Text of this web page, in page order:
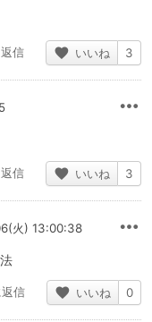
信 いいね 3
信 いいね 3
火) 13:00:38
返信 いいね 0